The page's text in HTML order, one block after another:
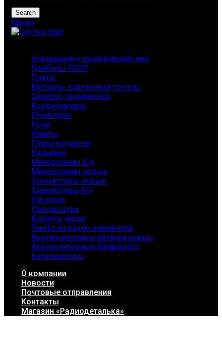
Search
Меню
Утилизация у юридических лиц
Приборы СССР
Платы
Металлы платиновой группы
Серебро техническое
Конденсаторы
Резисторы
Реле
Лампы
Переключатели
Разъемы
Микросхемы б/у
Микросхемы новые
Транзисторы новые
Транзисторы б/у
Лигатура
Процессоры
Корпуса часов
Тантал из радио элементов
Аккумуляторные батареи новые
Аккумуляторные батареи б/у
Катализаторы
О компании
Новости
Почтовые отправления
Контакты
Магазин «Радиодеталька»